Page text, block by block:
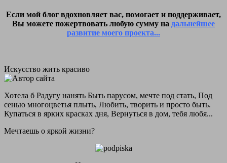
Если мой блог вдохновляет вас, помогает и поддерживает,
Вы можете пожертвовать любую сумму на дальнейшее
развитие моего проекта...
Искусство жить красиво
Хотела б Радугу нанять Быть парусом, мечте под стать, Под
сенью многоцветья плыть, Любить, творить и просто быть.
Купаться в ярких красках дня, Вернуться в дом, тебя любя...
Мечтаешь о яркой жизни?